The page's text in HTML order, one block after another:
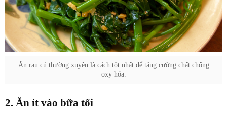
Ăn rau củ thường xuyên là cách tốt nhất để tăng cường chất chống
oxy hóa.
2. Ăn ít vào bữa tối